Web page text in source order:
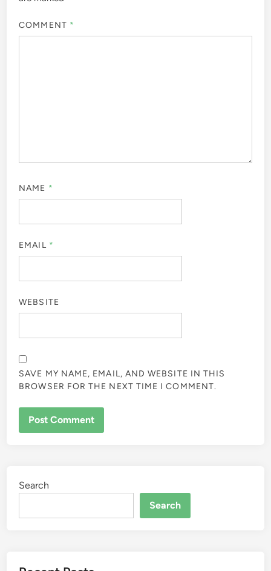
COMMENT *
NAME *
EMAIL *
WEBSITE
SAVE MY NAME, EMAIL, AND WEBSITE IN THIS
BROWSER FOR THE NEXT TIME I COMMENT.
Search
Search